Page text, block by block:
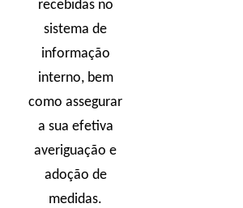
recebidas no
sistema de
informação
interno, bem
como assegurar
a sua efetiva
averiguação e
adoção de
medidas.